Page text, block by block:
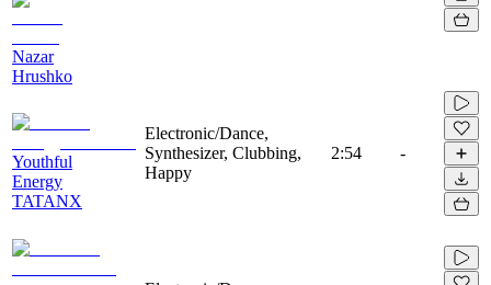
Nazar
Hrushko
Youthful
Energy
TATANX
Electronic/Dance,
Synthesizer, Clubbing,
Happy
2:54 -